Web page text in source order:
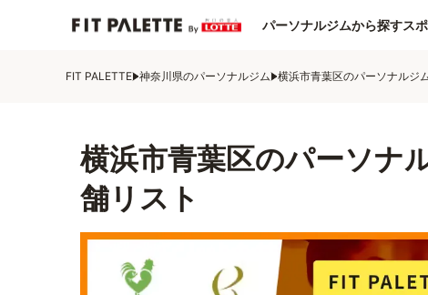
パーソナルジムから探すス
FIT PALETTE 神奈川県のパーソナルジム 横浜市青葉区のパーソナルジ
横浜市青葉区のパーソナ
舗リスト